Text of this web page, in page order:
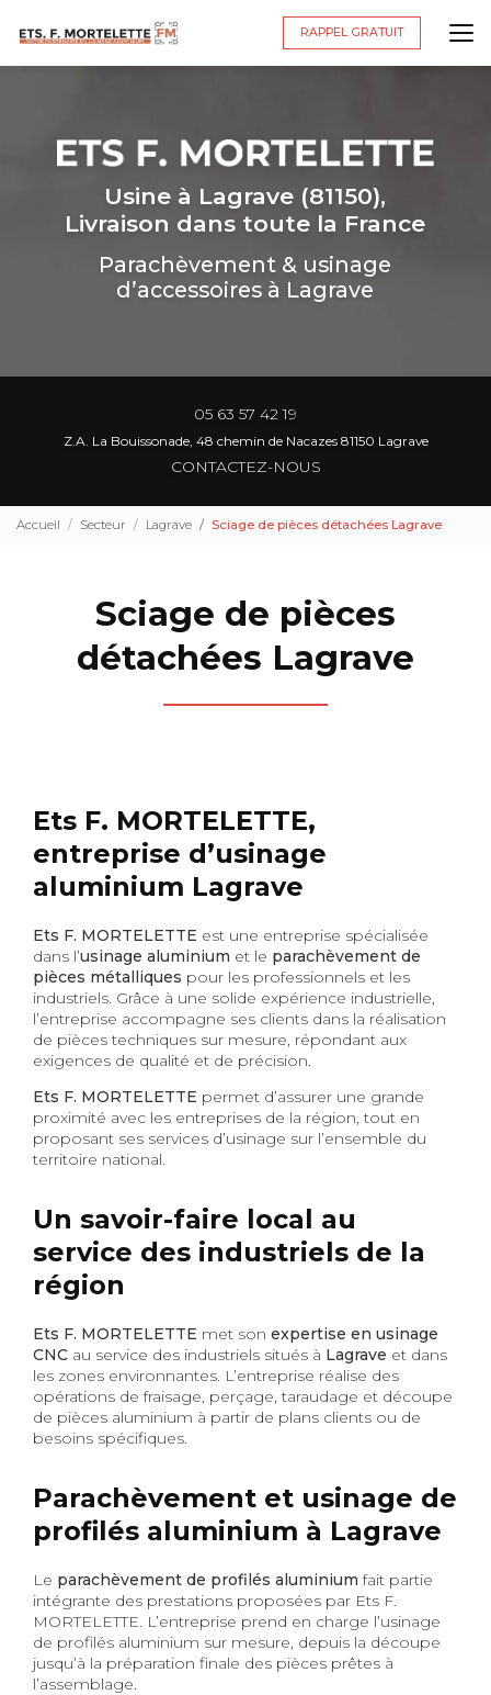
principal
RAPPEL GRATUIT
Usine à Lagrave (81150),
Livraison dans toute la France
Parachèvement & usinage
d’accessoires à Lagrave
05 63 57 42 19
Z.A. La Bouissonade, 48 chemin de Nacazes 81150 Lagrave
CONTACTEZ-NOUS
Accueil Secteur Lagrave Sciage de pièces détachées Lagrave
Sciage de pièces
détachées Lagrave
Ets F. MORTELETTE,
entreprise d’usinage
aluminium Lagrave
Ets F. MORTELETTE est une entreprise spécialisée
dans l’usinage aluminium et le parachèvement de
pièces métalliques pour les professionnels et les
industriels. Grâce à une solide expérience industrielle,
l’entreprise accompagne ses clients dans la réalisation
de pièces techniques sur mesure, répondant aux
exigences de qualité et de précision.
Ets F. MORTELETTE permet d’assurer une grande
proximité avec les entreprises de la région, tout en
proposant ses services d’usinage sur l’ensemble du
territoire national.
Un savoir-faire local au
service des industriels de la
région
Ets F. MORTELETTE met son expertise en usinage
CNC au service des industriels situés à Lagrave et dans
les zones environnantes. L’entreprise réalise des
opérations de fraisage, perçage, taraudage et découpe
de pièces aluminium à partir de plans clients ou de
besoins spécifiques.
Parachèvement et usinage de
profilés aluminium à Lagrave
Le parachèvement de profilés aluminium fait partie
intégrante des prestations proposées par Ets F.
MORTELETTE. L’entreprise prend en charge l’usinage
de profilés aluminium sur mesure, depuis la découpe
jusqu’à la préparation finale des pièces prêtes à
l’assemblage.